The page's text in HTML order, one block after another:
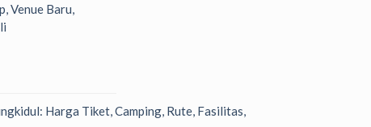
Venue Baru,
Harga Tiket, Camping, Rute, Fasilitas,